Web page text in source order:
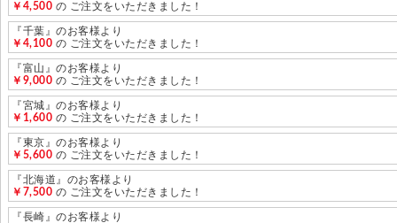
￥4,500 の ご注文をいただきました！
『千葉』のお客様より
￥4,100 の ご注文をいただきました！
『富山』のお客様より
￥9,000 の ご注文をいただきました！
『宮城』のお客様より
￥1,600 の ご注文をいただきました！
『東京』のお客様より
￥5,600 の ご注文をいただきました！
『北海道』のお客様より
￥7,500 の ご注文をいただきました！
『長崎』のお客様より